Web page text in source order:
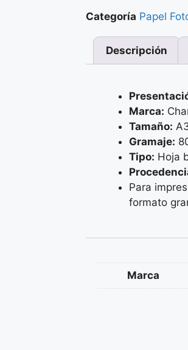
Categoría Papel
Descripción
Marca:
Tamaño:
Gramaje:
Tipo: Hoja
Para
formato
Marca